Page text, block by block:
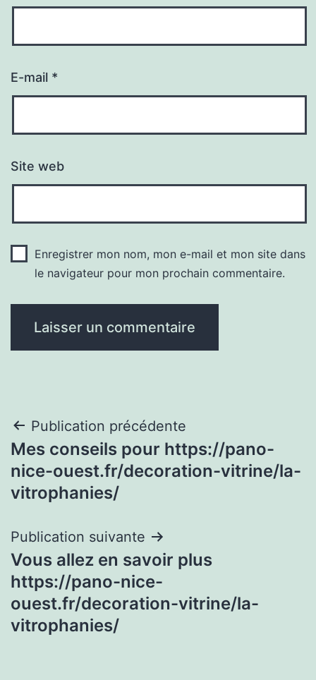
E-mail *
Site web
Enregistrer mon nom, mon e-mail et mon site dans
le navigateur pour mon prochain commentaire.
Navigation
de
l’article
Publication précédente
Mes conseils pour https://pano-
nice-ouest.fr/decoration-vitrine/la-
vitrophanies/
Publication suivante
Vous allez en savoir plus
https://pano-nice-
ouest.fr/decoration-vitrine/la-
vitrophanies/